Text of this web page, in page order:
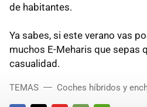
de habitantes.
Ya sabes, si este verano vas
muchos E-Meharis que sepas
casualidad.
TEMAS Coches híbridos y